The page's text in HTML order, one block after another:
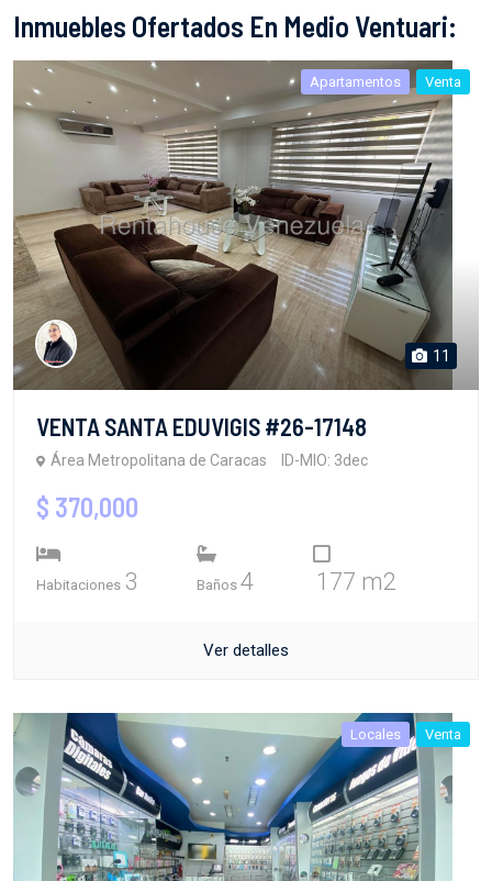
Inmuebles Ofertados En Medio Ventuari:
Apartamentos Venta
11
VENTA SANTA EDUVIGIS #26-17148
Área Metropolitana de Caracas ID-MIO: 3dec
$ 370,000
Habitaciones 3 Baños 4 177 m2
Ver detalles
Locales Venta